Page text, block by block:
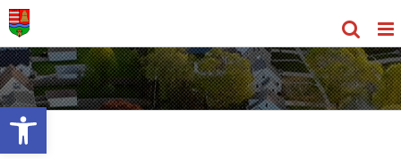
Eszköztár megnyitása
Kihagyás